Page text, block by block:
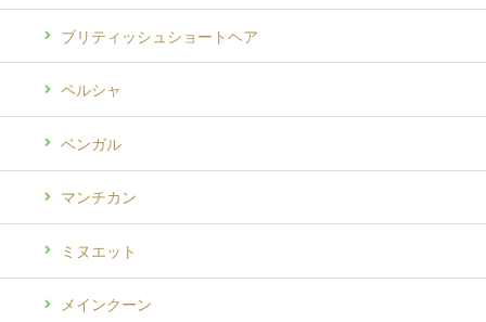
ブリティッシュショートヘア
ペルシャ
ベンガル
マンチカン
ミヌエット
メインクーン